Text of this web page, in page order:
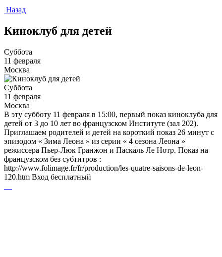
Назад
Киноклуб для детей
Суббота
11 февраля
Москва
Суббота
11 февраля
Москва
В эту субботу 11 февраля в 15:00, первый показ киноклуба для
детей от 3 до 10 лет во французском Институте (зал 202).
Приглашаем родителей и детей на короткий показ 26 минут с
эпизодом « Зима Леона » из серии « 4 сезона Леона »
режиссера Пьер-Люк Гранжон и Паскаль Ле Нотр. Показ на
французском без субтитров :
http://www.folimage.fr/fr/production/les-quatre-saisons-de-leon-
120.htm Вход бесплатный